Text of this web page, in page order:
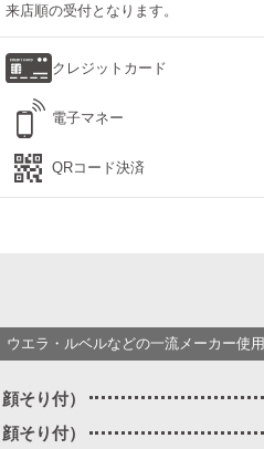
来店順の受付となります。
クレジットカード
電子マネー
QRコード決済
ウエラ・ルベルなどの一流メーカー使用
そり付）
そり付）